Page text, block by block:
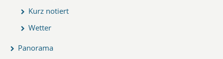
Kurz notiert
Wetter
Panorama